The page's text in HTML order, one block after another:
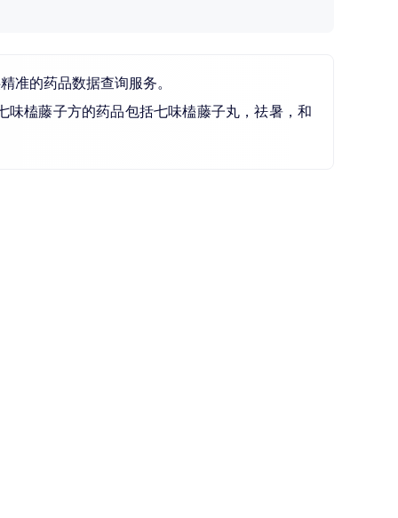
准的药品数据查询服务。
榼藤子方的药品包括七味榼藤子丸，祛暑，和